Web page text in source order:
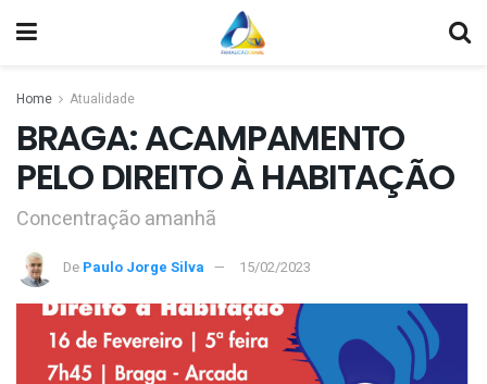
Home Atualidade
BRAGA: ACAMPAMENTO
PELO DIREITO À HABITAÇÃO
Concentração amanhã
De Paulo Jorge Silva 15/02/2023